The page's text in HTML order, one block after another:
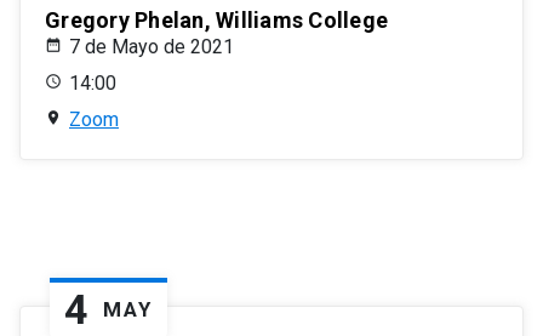
Gregory Phelan, Williams College
7 de Mayo de 2021
14:00
Zoom
4 MAY